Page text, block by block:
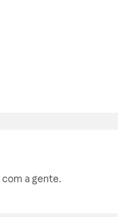
com a gente.